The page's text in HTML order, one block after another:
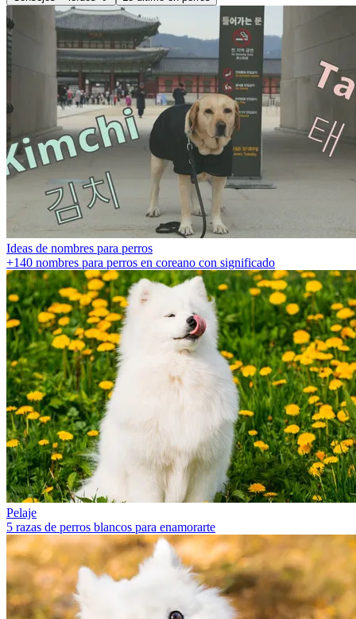
Ideas de nombres para perros
+140 nombres para perros en coreano con significado
Pelaje
5 razas de perros blancos para enamorarte